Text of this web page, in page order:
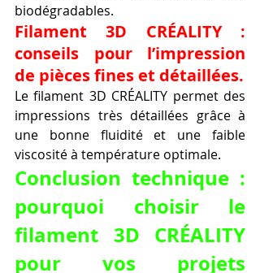
biodégradables.
Filament 3D CRÉALITY :
conseils pour l’impression
de pièces fines et détaillées.
Le filament 3D CRÉALITY permet des
impressions très détaillées grâce à
une bonne fluidité et une faible
viscosité à température optimale.
Conclusion technique :
pourquoi choisir le
filament 3D CRÉALITY
pour vos projets